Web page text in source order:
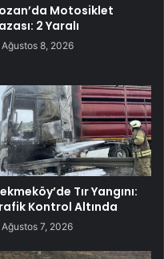
Motosiklet
2 Yaralı
Ağustos 8, 2026
Tır Yangını:
Kontrol Altında
Ağustos 7, 2026